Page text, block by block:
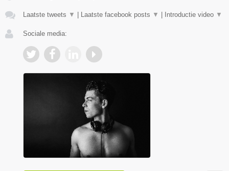
Laatste tweets ▼ Laatste facebook posts ▼ Introductie video ▼
Sociale media: